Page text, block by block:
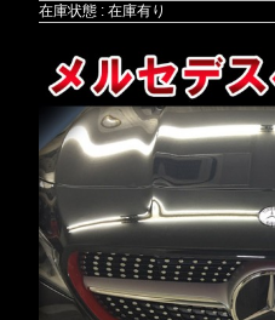
在庫状態 : 在庫有り